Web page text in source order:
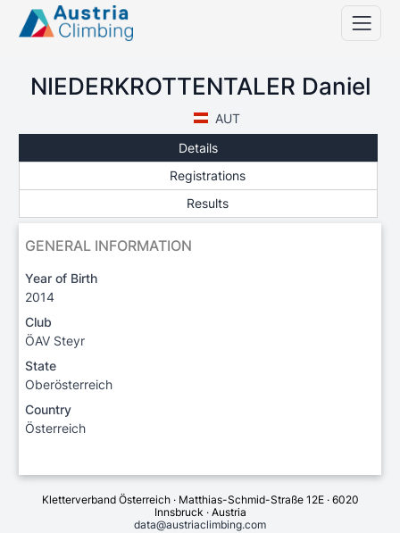
NIEDERKROTTENTALER Daniel
AUT
Details
Registrations
Results
GENERAL INFORMATION
Year of Birth
2014
Club
ÖAV Steyr
State
Oberösterreich
Country
Österreich
Kletterverband Österreich · Matthias-Schmid-Straße 12E · 6020
Innsbruck · Austria
data@austriaclimbing.com